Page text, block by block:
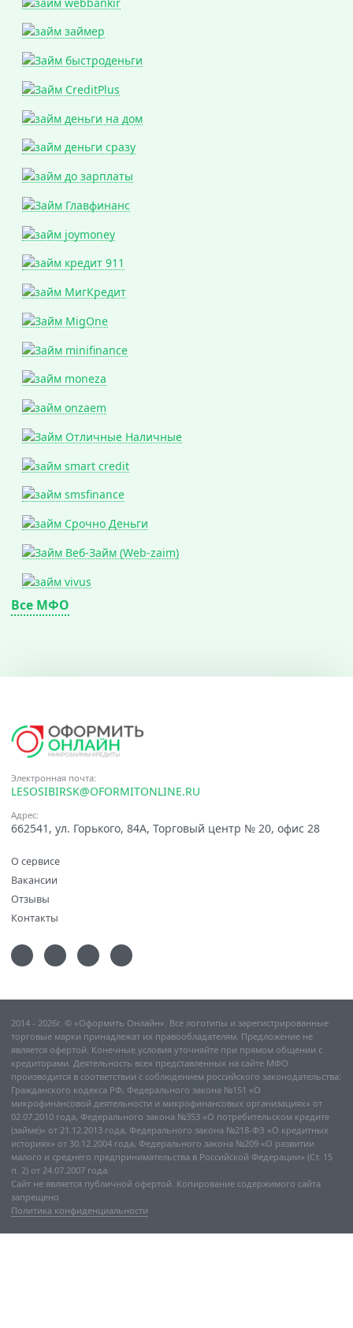
Все МФО
Электронная почта:
LESOSIBIRSK@OFORMITONLINE.RU
Адрес:
662541, ул. Горького, 84А, Торговый центр № 20, офис 28
О сервисе
Вакансии
Отзывы
Контакты
2014 - 2026г. © «Оформить Онлайн». Все логотипы и зарегистрированные
торговые марки принадлежат их правообладателям. Предложение не
является офертой. Конечные условия уточняйте при прямом общении с
кредиторами. Деятельность всех представленных на сайте МФО
производится в соответствии с соблюдением российского законодательства:
Гражданского кодекса РФ, Федерального закона №151 «О
микрофинансовой деятельности и микрофинансовых организациях» от
02.07.2010 года, Федерального закона №353 «О потребительском кредите
(займе)» от 21.12.2013 года, Федерального закона №218-ФЗ «О кредитных
историях» от 30.12.2004 года, Федерального закона №209 «О развитии
малого и среднего предпринимательства в Российской Федерации» (Ст. 15
п. 2) от 24.07.2007 года.
Сайт не является публичной офертой. Копирование содержимого сайта
запрещено
Политика конфиденциальности